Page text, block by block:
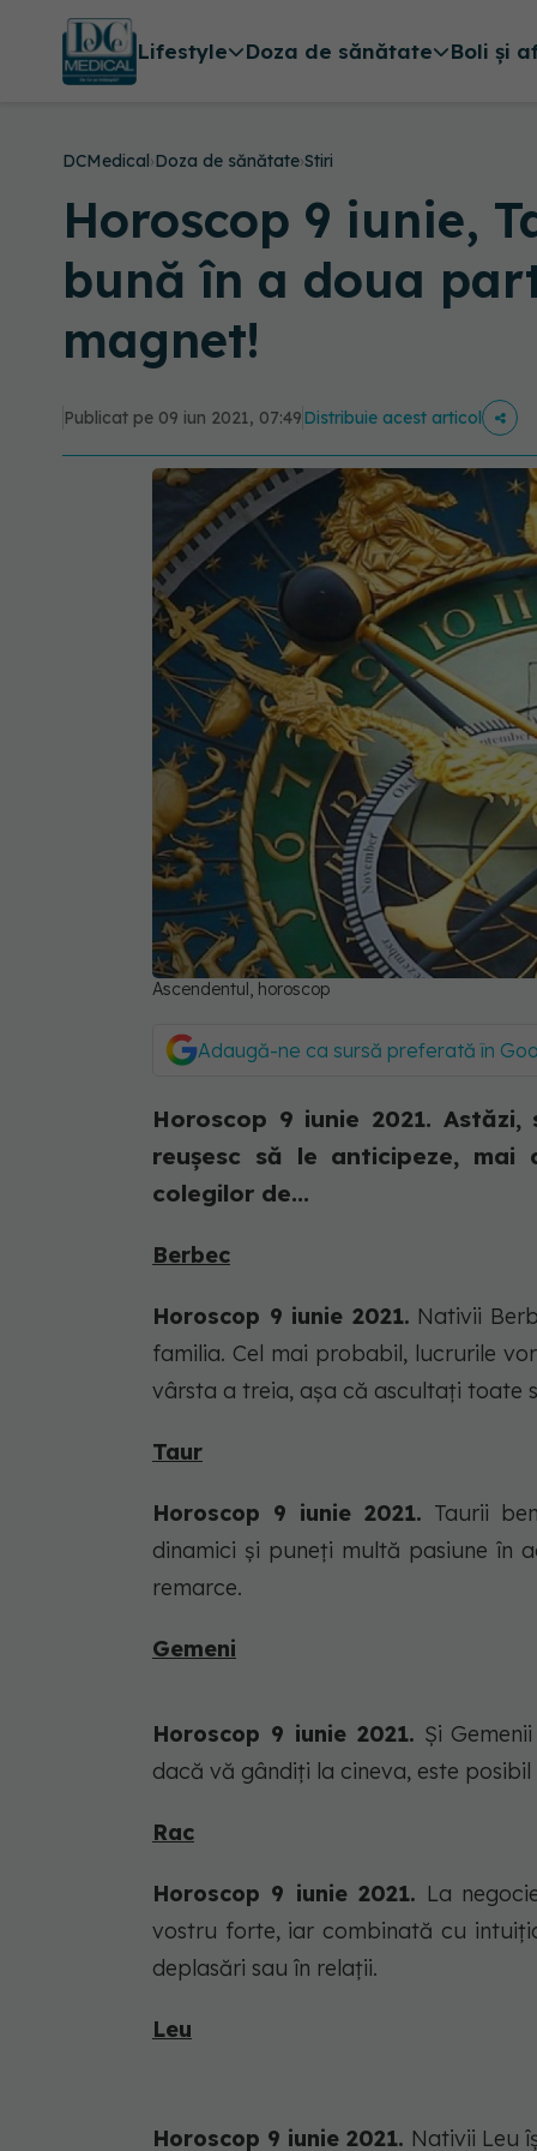
Lifestyle Doza de sănătate Boli și
DCMedical›Doza de sănătate›Stiri
Horoscop 9 iunie,
bună în a doua
magnet!
Publicat pe 09 iun 2021, 07:49Distribuie acest articol
Ascendentul, horoscop
Adaugă-ne ca sursă preferată în
Horoscop 9 iunie 2021.
reușesc să le anticipeze,
colegilor de...
Berbec
Horoscop 9 iunie 2021. Nativii
familia. Cel mai probabil, lucrurile
vârsta a treia, aşa că ascultaţi toate
Taur
Horoscop 9 iunie 2021. Taurii
dinamici şi puneţi multă pasiune în
remarce.
Gemeni
Horoscop 9 iunie 2021. Şi
dacă vă gândiţi la cineva, este
Rac
Horoscop 9 iunie 2021. La
vostru forte, iar combinată cu
deplasări sau în relaţii.
Leu
Horoscop 9 iunie 2021. Nativii Leu